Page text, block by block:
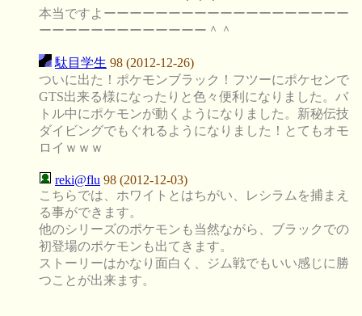
本当ですよーーーーーーーーーーーーーーーーーーー
ーーーーーーーーーーーーー＾＾
駄目学生 98 (2012-12-26)
ついに出た！ポケモンブラック！フツーにポケセンで
GTS出来る様になったりと色々便利になりました。バ
トル中にポケモンが動くようになりました。新秘伝技
ダイビングでもぐれるようになりました！とてもオモ
ロイｗｗｗ
reki@flu 98 (2012-12-03)
こちらでは、ホワイトとはちがい、レシラムを捕まえ
る事ができます。
他のシリーズのポケモンも当然ながら、ブラックでの
初登場のポケモンも出てきます。
ストーリーはかなり面白く、ジム戦でもいい感じに勝
つことが出来ます。